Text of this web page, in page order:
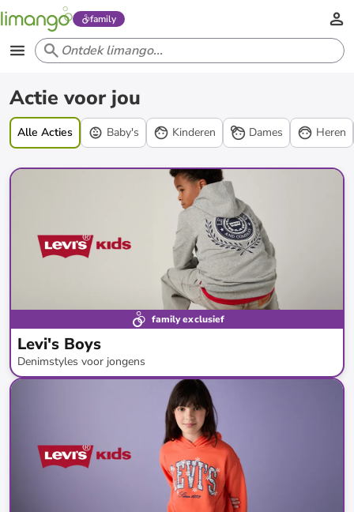
family
Acties
Actie voor jou
Alle Acties Baby's Kinderen Dames Heren
family exclusief
Levi's Boys
Denimstyles voor jongens